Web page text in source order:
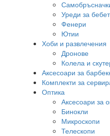
Уреди за
Фенери
Ютии
Хоби и развлечения
Дронове
Колела и
Аксесоари за
Комплекти за
Оптика
Аксесоари за
Бинокли
Микроскопи
Телескопи